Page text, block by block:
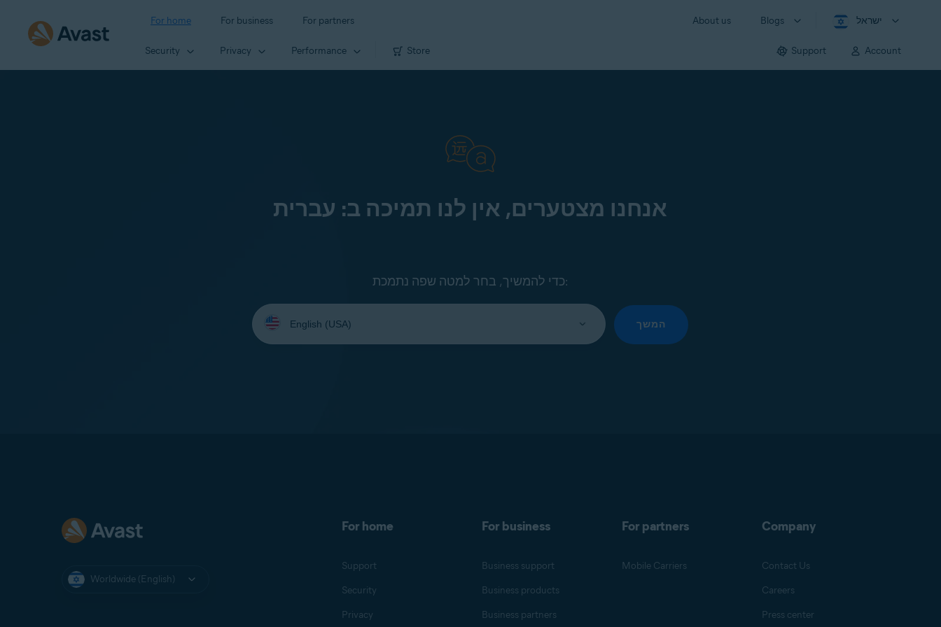
For home For business For partners About us Blogs ישראל
Security Privacy Performance Store Support Account
אנחנו מצטערים, אין לנו תמיכה ב: עברית
כדי להמשיך, בחר למטה שפה נתמכת:
Select
your
language:
המשך
Worldwide (English)
For home
Support
Security
Privacy
For business
Business support
Business products
Business partners
For partners
Mobile Carriers
Company
Contact Us
Careers
Press center